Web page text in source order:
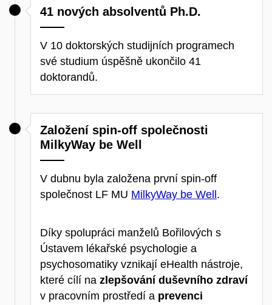
41 nových absolventů Ph.D.
V 10 doktorských studijních programech
své studium úspěšně ukončilo 41
doktorandů.
Založení spin-off společnosti
MilkyWay be Well
V dubnu byla založena první spin-off
společnost LF MU MilkyWay be Well.
Díky spolupráci manželů Bořilových s
Ústavem lékařské psychologie a
psychosomatiky vznikají eHealth nástroje,
které cílí na zlepšování duševního zdraví
v pracovním prostředí a prevenci